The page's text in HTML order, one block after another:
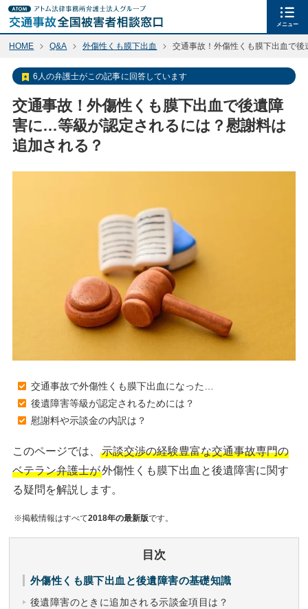
メニュー
HOME Q&A 外傷性くも膜下出血 交通事故！外傷性くも膜下出血で
6人の弁護士がこの記事に回答しています
交通事故！外傷性くも膜下出血で後遺障
害に…等級が認定されるには？慰謝料は
追加される？
交通事故で外傷性くも膜下出血になった…
後遺障害等級が認定されるためには？
慰謝料や示談金の内訳は？
このページでは、
示談交渉の経験豊富な交通事故専門の
ベテラン弁護士が外傷性くも膜下出血と後遺障害に関す
る疑問を解説します。
※掲載情報はすべて2018年の最新版です。
目次
外傷性くも膜下出血と後遺障害の基礎知識
後遺障害のときに追加される示談金項目は？